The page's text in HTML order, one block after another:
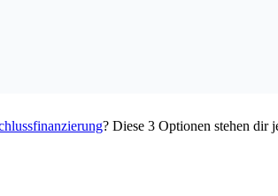
? Diese 3 Optionen stehen dir